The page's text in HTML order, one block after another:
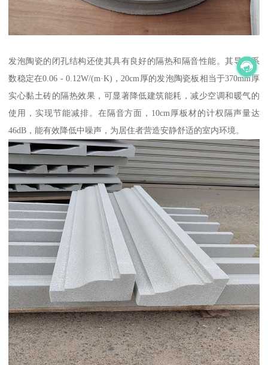
发泡陶瓷的闭孔结构还使其具有良好的隔热和隔音性能。其导热系
数稳定在0.06 - 0.12W/(m·K)，20cm厚的发泡陶瓷板相当于370mm厚
实心黏土砖的隔热效果，可显著降低建筑能耗，减少空调和暖气的
使用，实现节能减排。在隔音方面，10cm厚板材的计权隔声量达
46dB，能有效降低中噪声，为居住者营造安静舒适的室内环境。